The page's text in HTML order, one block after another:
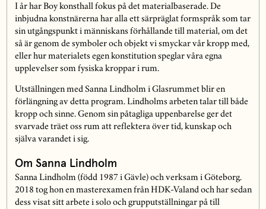
I år har Boy konsthall fokus på det materialbaserade. De
inbjudna konstnärerna har alla ett särpräglat formspråk som tar
sin utgångspunkt i människans förhållande till material, om det
så är genom de symboler och objekt vi smyckar vår kropp med,
eller hur materialets egen konstitution speglar våra egna
upplevelser som fysiska kroppar i rum.
Utställningen med Sanna Lindholm i Glasrummet blir en
förlängning av detta program. Lindholms arbeten talar till både
kropp och sinne. Genom sin påtagliga uppenbarelse ger det
svarvade träet oss rum att reflektera över tid, kunskap och
själva varandet i sig.
Om Sanna Lindholm
Sanna Lindholm (född 1987 i Gävle) och verksam i Göteborg.
2018 tog hon en masterexamen från HDK-Valand och har sedan
dess visat sitt arbete i solo och grupputställningar på till